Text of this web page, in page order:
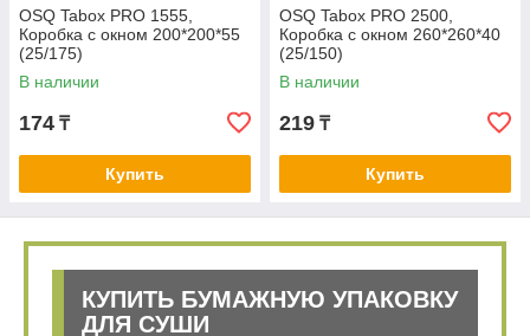
OSQ Tabox PRO 1555,
Коробка с окном 200*200*55
(25/175)
В наличии
174 ₸
Купить
OSQ Tabox PRO 2500,
Коробка с окном 260*260*40
(25/150)
В наличии
219 ₸
Купить
КУПИТЬ БУМАЖНУЮ УПАКОВКУ
ДЛЯ СУШИ